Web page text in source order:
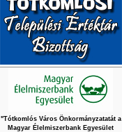
"Tótkomlós Város Önkormányzatatát a
Magyar Élelmiszerbank Egyesület